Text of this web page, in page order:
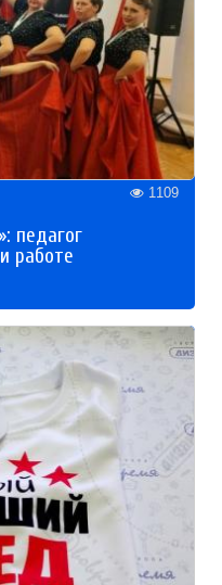
1109
педагог
работе